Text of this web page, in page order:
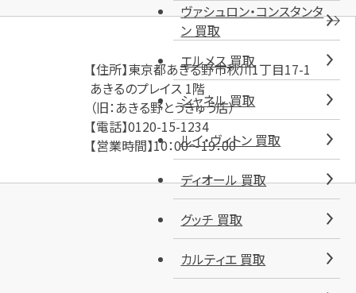
【住所】東京都あきる野市秋川1丁目17-1
あきるのプレイス 1階
（旧：あきる野とうきゅう店）
【電話】0120-15-1234
【営業時間】10：00～19：00
ヴァシュロン・コンスタンタ
ン 買取
エルメス 買取
シャネル 買取
ルイ・ヴィトン 買取
ディオール 買取
グッチ 買取
カルティエ 買取